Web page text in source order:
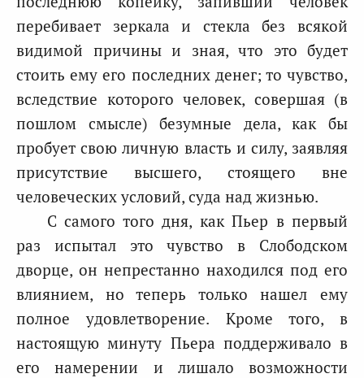
перебивает зеркала и стекла без всякой
видимой причины и зная, что это будет
стоить ему его последних денег; то чувство,
вследствие которого человек, совершая (в
пошлом смысле) безумные дела, как бы
пробует свою личную власть и силу, заявляя
присутствие высшего, стоящего вне
человеческих условий, суда над жизнью.
С самого того дня, как Пьер в первый
раз испытал это чувство в Слободском
дворце, он непрестанно находился под его
влиянием, но теперь только нашел ему
полное удовлетворение. Кроме того, в
настоящую минуту Пьера поддерживало в
его намерении и лишало возможности